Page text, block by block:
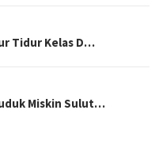
Tidur Kelas D…
Miskin Sulut…